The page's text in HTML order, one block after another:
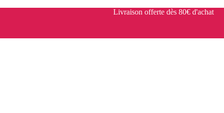
Livraison offerte dès 80€ d'achat